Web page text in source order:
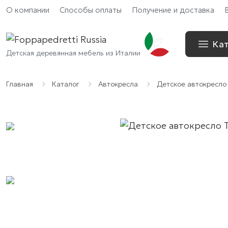
О компании Способы оплаты Получение и доставка
Детская деревянная мебель из Италии
Главная Каталог Автокресла Детское